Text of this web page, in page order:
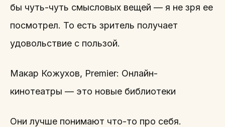
бы чуть-чуть смысловых вещей — я не зря ее
посмотрел. То есть зритель получает
удовольствие с пользой.
Макар Кожухов, Premier: Онлайн-
кинотеатры — это новые библиотеки
Они лучше понимают что-то про себя.